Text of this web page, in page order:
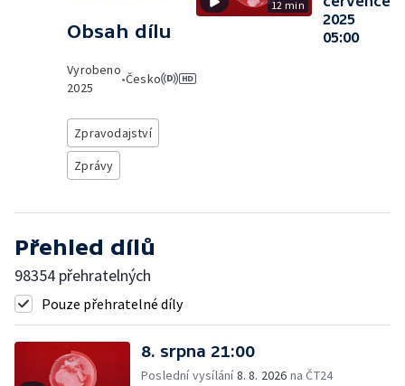
Obsah dílu
Vyrobeno
2025
•Česko
Zpravodajství
Zprávy
12 min
2025
05:00
Přehled dílů
98354 přehratelných
Pouze přehratelné díly
8. srpna 21:00
Poslední vysílání8. 8. 2026 na ČT24